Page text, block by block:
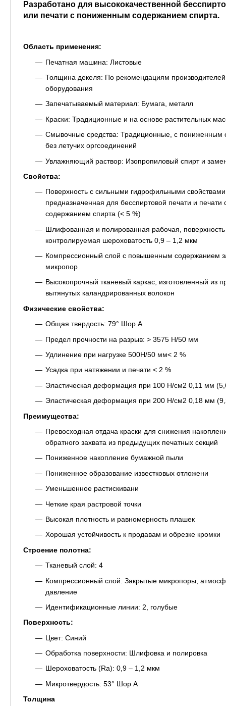
Разработано для высококачественной
или печати с пониженным содержанием спирта.
Область применения:
Печатная машина: Листовые
Толщина декеля: По рекомендациям производителей
оборудования
Запечатываемый материал: Бумага, металл
Краски: Традиционные и на основе растительных
Смывочные средства: Традиционные, с пониженным
без летучих оргсоединений
Увлажняющий раствор: Изопропиловый спирт и
Свойства:
Поверхность с сильными гидрофильными свойствами
предназначенная для бесспиртовой печати и
содержанием спирта (< 5 %)
Шлифованная и полированная рабочая, поверхность
контролируемая шероховатость 0,9 – 1,2 мкм
Компрессионный слой с повышенным содержанием
микропор
Высокопрочный тканевый каркас, изготовленный из
вытянутых каландрированных волокон
Физические свойства:
Общая твердость: 79° Шор A
Предел прочности на разрыв: > 3575 Н/50 мм
Удлинение при нагрузке 500Н/50 мм< 2 %
Усадка при натяжении и печати < 2 %
Эластическая деформация при 100 Н/см2 0,11 мм
Эластическая деформация при 200 Н/см2 0,18 мм
Преимущества:
Превосходная отдача краски для снижения
обратного захвата из предыдущих печатных секций
Пониженное накопление бумажной пыли
Пониженное образование известковых отложени
Уменьшенное растискивани
Четкие края растровой точки
Высокая плотность и равномерность плашек
Хорошая устойчивость к продавам и обрезке кромки
Строение полотна:
Тканевый слой: 4
Компрессионный слой: Закрытые микропоры,
давление
Идентификационные линии: 2, голубые
Поверхность:
Цвет: Синий
Обработка поверхности: Шлифовка и полировка
Шероховатость (Ra): 0,9 – 1,2 мкм
Микротвердость: 53° Шор A
Толщина